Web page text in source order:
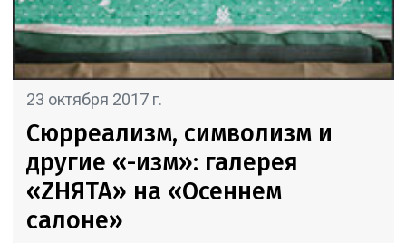
23 октября 2017 г.
Сюрреализм, символизм и
другие «-изм»: галерея
«ZНЯТА» на «Осеннем
салоне»